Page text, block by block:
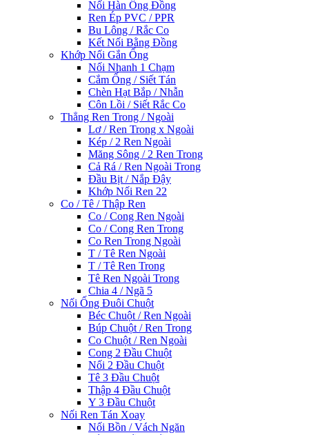
Nối Hàn Ống Đồng
Ren Ép PVC / PPR
Bu Lông / Rắc Co
Kết Nối Bằng Đồng
Khớp Nối Gắn Ống
Nối Nhanh 1 Chạm
Cắm Ống / Siết Tán
Chèn Hạt Bắp / Nhẫn
Côn Lồi / Siết Rắc Co
Thẳng Ren Trong / Ngoài
Lơ / Ren Trong x Ngoài
Kép / 2 Ren Ngoài
Măng Sông / 2 Ren Trong
Cả Rá / Ren Ngoài Trong
Đầu Bịt / Nắp Đậy
Khớp Nối Ren 22
Co / Tê / Thập Ren
Co / Cong Ren Ngoài
Co / Cong Ren Trong
Co Ren Trong Ngoài
T / Tê Ren Ngoài
T / Tê Ren Trong
Tê Ren Ngoài Trong
Chia 4 / Ngã 5
Nối Ống Đuôi Chuột
Béc Chuột / Ren Ngoài
Búp Chuột / Ren Trong
Co Chuột / Ren Ngoài
Cong 2 Đầu Chuột
Nối 2 Đầu Chuột
Tê 3 Đầu Chuột
Thập 4 Đầu Chuột
Y 3 Đầu Chuột
Nối Ren Tán Xoay
Nối Bồn / Vách Ngăn